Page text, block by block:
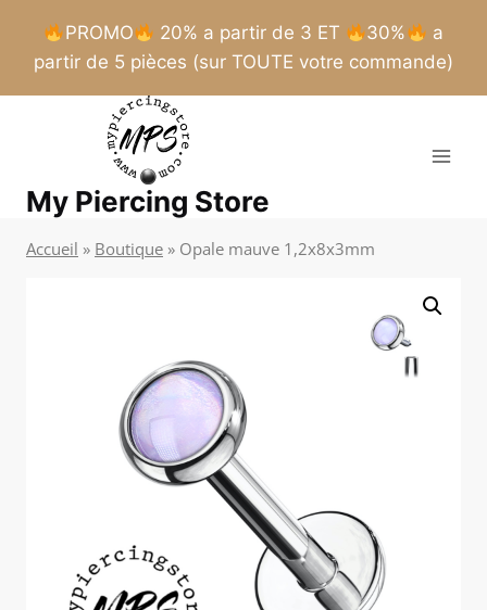
PROMO 20% a partir de 3 ET 30%
a
partir de 5 pièces (sur TOUTE votre commande)
My Piercing Store
Accueil » Boutique » Opale mauve 1,2x8x3mm